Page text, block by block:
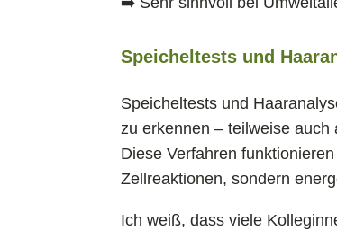
Speicheltests und
Speicheltests und
zu erkennen – teilweise
Diese Verfahren
Zellreaktionen, sondern
Ich weiß, dass viele